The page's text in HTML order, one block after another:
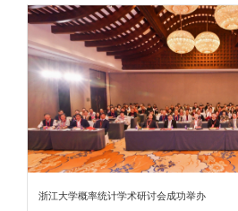
浙江大学概率统计学术研讨会成功举办